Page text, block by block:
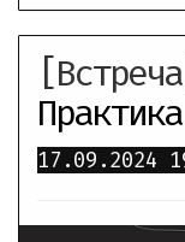
[Встреча]
17.09.2024